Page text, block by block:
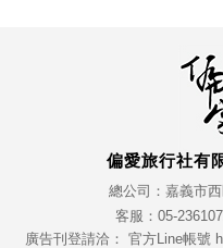
偏愛旅行社有
總公司：嘉義市
客服：05-
廣告刊登請洽： 官方Line帳號